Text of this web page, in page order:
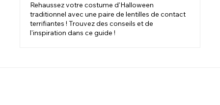
Rehaussez votre costume d'Halloween
traditionnel avec une paire de lentilles de contact
terrifiantes ! Trouvez des conseils et de
l'inspiration dans ce guide !